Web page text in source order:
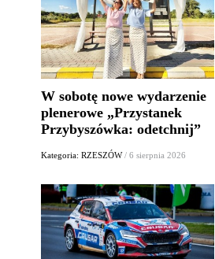
W sobotę nowe wydarzenie
plenerowe „Przystanek
Przybyszówka: odetchnij”
Kategoria: RZESZÓW/ 6 sierpnia 2026